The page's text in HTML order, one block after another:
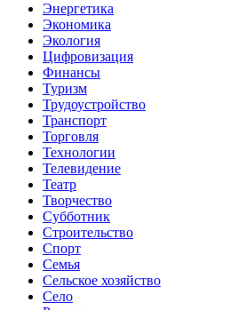
Энергетика
Экономика
Экология
Цифровизация
Финансы
Туризм
Трудоустройство
Транспорт
Торговля
Технологии
Телевидение
Театр
Творчество
Субботник
Строительство
Спорт
Семья
Сельское хозяйство
Село